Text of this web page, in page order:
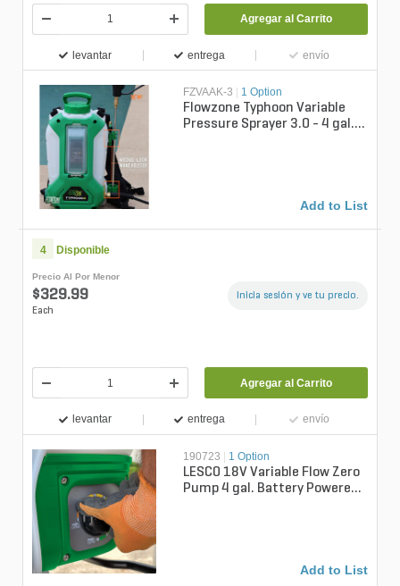
Agregar al Carrito
levantar entrega envío
FZVAAK-3 1 Option
Flowzone Typhoon Variable
Pressure Sprayer 3.0 - 4 gal.
Add to List
4 Disponible
Precio Al Por Menor
$329.99
Each
Inicia sesión y ve tu precio.
Agregar al Carrito
levantar entrega envío
190723 1 Option
LESCO 18V Variable Flow Zero
Pump 4 gal. Battery Powered
Add to List